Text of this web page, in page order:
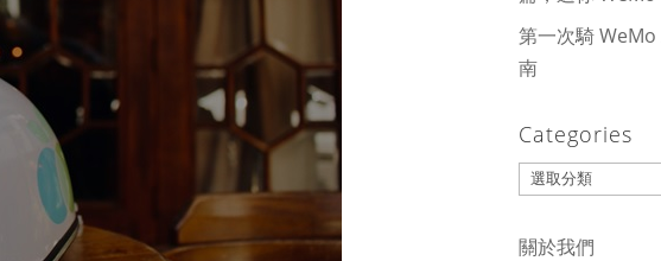
第一次騎
南
Categories
Categories
關於我們